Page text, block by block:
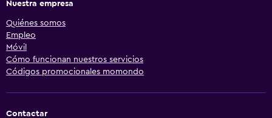
Nuestra empresa
Quiénes somos
Empleo
Móvil
Cómo funcionan nuestros servicios
Códigos promocionales momondo
Contactar